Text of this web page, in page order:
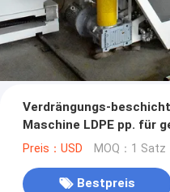
Verdrängungs-
Maschine LDPE pp. für
Preis：USD MOQ：1 Satz
Bestpreis